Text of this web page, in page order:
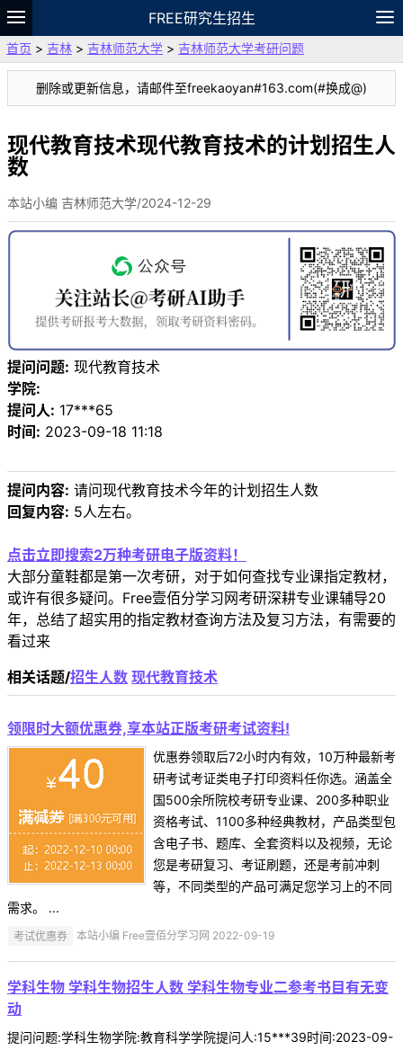
FREE研究生招生
题库
故事 专题 APP 笔记
论坛
VIP
资料
首页 > 吉林 > 吉林师范大学 > 吉林师范大学考研问题
删除或更新信息，请邮件至freekaoyan#163.com(#换成@)
现代教育技术现代教育技术的计划招生人
数
本站小编 吉林师范大学/2024-12-29
提问问题: 现代教育技术
学院:
提问人: 17***65
时间: 2023-09-18 11:18
提问内容: 请问现代教育技术今年的计划招生人数
回复内容: 5人左右。
点击立即搜索2万种考研电子版资料！
大部分童鞋都是第一次考研，对于如何查找专业课指定教材，
或许有很多疑问。Free壹佰分学习网考研深耕专业课辅导20
年，总结了超实用的指定教材查询方法及复习方法，有需要的
看过来
相关话题/招生人数 现代教育技术
领限时大额优惠券,享本站正版考研考试资料!
优惠券领取后72小时内有效，10万种最新考
研考试考证类电子打印资料任你选。涵盖全
国500余所院校考研专业课、200多种职业
资格考试、1100多种经典教材，产品类型包
含电子书、题库、全套资料以及视频，无论
您是考研复习、考证刷题，还是考前冲刺
等，不同类型的产品可满足您学习上的不同
需求。 ...
考试优惠券 本站小编 Free壹佰分学习网 2022-09-19
学科生物 学科生物招生人数 学科生物专业二参考书目有无变
动
提问问题:学科生物学院:教育科学学院提问人:15***39时间:2023-09-